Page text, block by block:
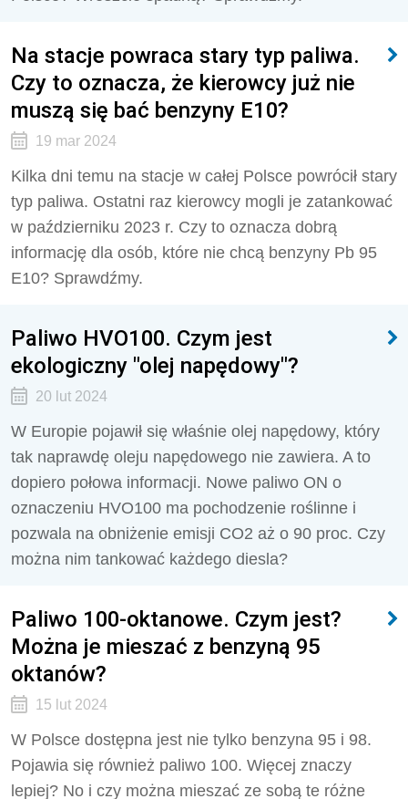
Na stacje powraca stary typ paliwa.
Czy to oznacza, że kierowcy już nie
muszą się bać benzyny E10?
19 mar 2024
Kilka dni temu na stacje w całej Polsce powrócił stary
typ paliwa. Ostatni raz kierowcy mogli je zatankować
w październiku 2023 r. Czy to oznacza dobrą
informację dla osób, które nie chcą benzyny Pb 95
E10? Sprawdźmy.
Paliwo HVO100. Czym jest
ekologiczny "olej napędowy"?
20 lut 2024
W Europie pojawił się właśnie olej napędowy, który
tak naprawdę oleju napędowego nie zawiera. A to
dopiero połowa informacji. Nowe paliwo ON o
oznaczeniu HVO100 ma pochodzenie roślinne i
pozwala na obniżenie emisji CO2 aż o 90 proc. Czy
można nim tankować każdego diesla?
Paliwo 100-oktanowe. Czym jest?
Można je mieszać z benzyną 95
oktanów?
15 lut 2024
W Polsce dostępna jest nie tylko benzyna 95 i 98.
Pojawia się również paliwo 100. Więcej znaczy
lepiej? No i czy można mieszać ze sobą te różne